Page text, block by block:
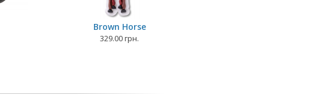
Brown Horse
329.00 грн.